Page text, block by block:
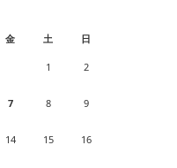
金 土 日
1 2
7 8 9
14 15 16